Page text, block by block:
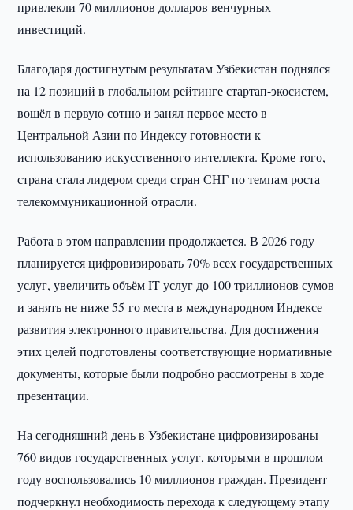
привлекли 70 миллионов долларов венчурных
инвестиций.
Благодаря достигнутым результатам Узбекистан поднялся
на 12 позиций в глобальном рейтинге стартап-экосистем,
вошёл в первую сотню и занял первое место в
Центральной Азии по Индексу готовности к
использованию искусственного интеллекта. Кроме того,
страна стала лидером среди стран СНГ по темпам роста
телекоммуникационной отрасли.
Работа в этом направлении продолжается. В 2026 году
планируется цифровизировать 70% всех государственных
услуг, увеличить объём IT-услуг до 100 триллионов сумов
и занять не ниже 55-го места в международном Индексе
развития электронного правительства. Для достижения
этих целей подготовлены соответствующие нормативные
документы, которые были подробно рассмотрены в ходе
презентации.
На сегодняшний день в Узбекистане цифровизированы
760 видов государственных услуг, которыми в прошлом
году воспользовались 10 миллионов граждан. Президент
подчеркнул необходимость перехода к следующему этапу